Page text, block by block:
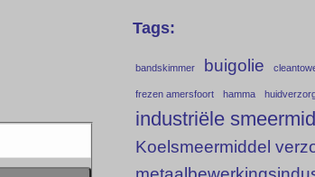
Tags:
bandskimmer buigolie
frezen amersfoort hamma
industriële
Koelsmeermiddel